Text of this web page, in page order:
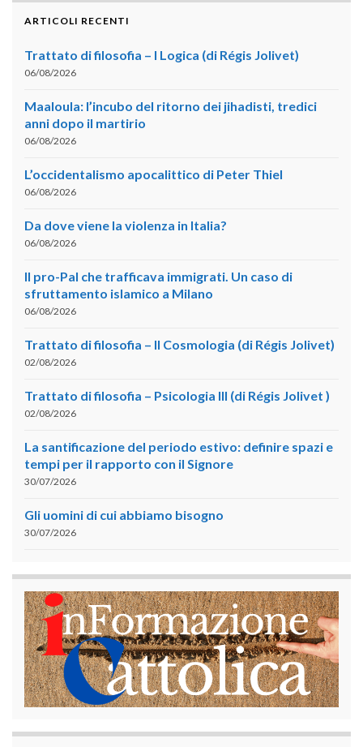
ARTICOLI RECENTI
Trattato di filosofia – I Logica (di Régis Jolivet)
06/08/2026
Maaloula: l’incubo del ritorno dei jihadisti, tredici
anni dopo il martirio
06/08/2026
L’occidentalismo apocalittico di Peter Thiel
06/08/2026
Da dove viene la violenza in Italia?
06/08/2026
Il pro-Pal che trafficava immigrati. Un caso di
sfruttamento islamico a Milano
06/08/2026
Trattato di filosofia – II Cosmologia (di Régis Jolivet)
02/08/2026
Trattato di filosofia – Psicologia III (di Régis Jolivet )
02/08/2026
La santificazione del periodo estivo: definire spazi e
tempi per il rapporto con il Signore
30/07/2026
Gli uomini di cui abbiamo bisogno
30/07/2026